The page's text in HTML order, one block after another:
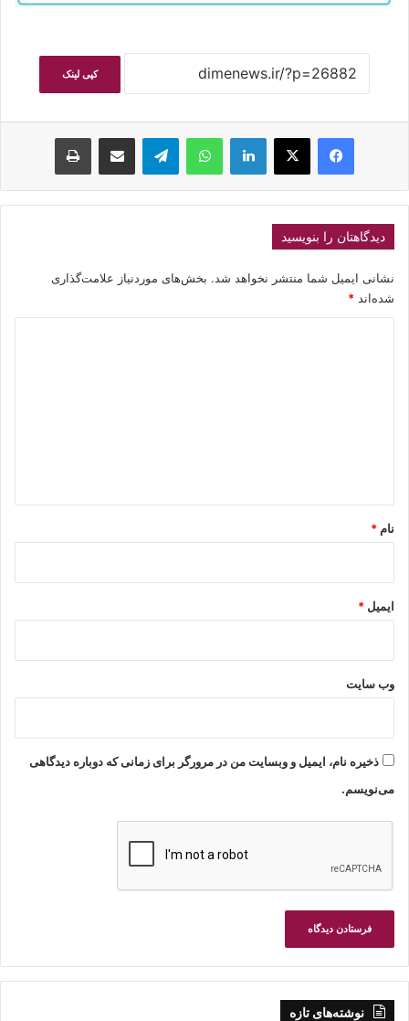
کپی لینک
فیسبوکایکس لینکداین واتس آپ تلگرام اشتراک گذاری با ایمیل چاپ
دیدگاهتان را بنویسید
نشانی ایمیل شما منتشر نخواهد شد. بخش‌های موردنیاز علامت‌گذاری
شده‌اند *
نام *
ایمیل *
وب‌ سایت
ذخیره نام، ایمیل و وبسایت من در مرورگر برای زمانی که دوباره دیدگاهی
می‌نویسم.
نوشته‌های تازه